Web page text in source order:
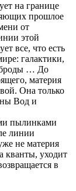
на границе
прошлое
от
этой
все, что есть
галактики,
… До
материя
Она только
Вод и
пылинками
линии
не материя
кванты, уходит
в